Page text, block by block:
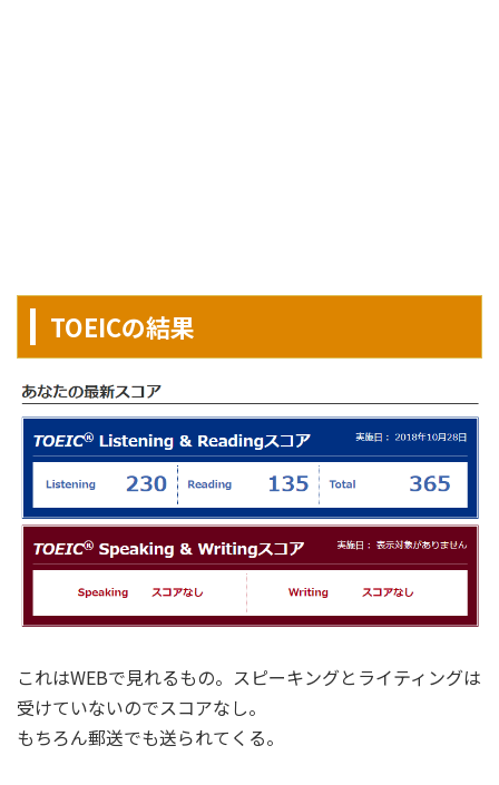
TOEICの結果
これはWEBで見れるもの。スピーキングとライティングは
受けていないのでスコアなし。
もちろん郵送でも送られてくる。